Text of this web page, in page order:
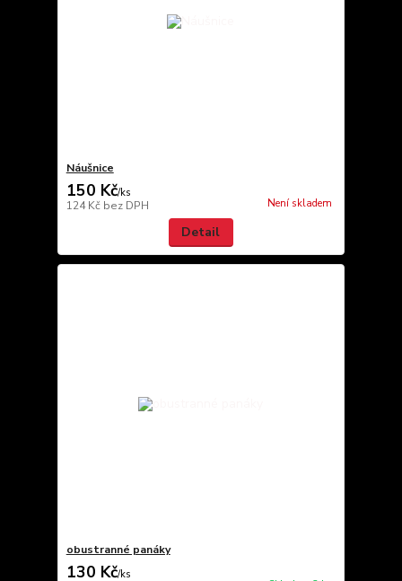
Náušnice
150 Kč/ks
124 Kč bez DPH Není skladem
Detail
obustranné panáky
130 Kč/ks